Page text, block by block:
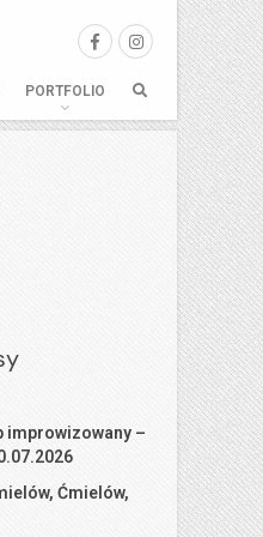
PORTFOLIO
improwizowany –
Ćmielów,